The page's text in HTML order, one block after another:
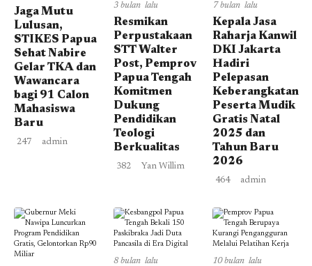
Jaga Mutu
Lulusan,
STIKES Papua
Sehat Nabire
Gelar TKA dan
Wawancara
bagi 91 Calon
Mahasiswa
Baru
247 admin
3 bulan lalu
Resmikan
Perpustakaan
STT Walter
Post, Pemprov
Papua Tengah
Komitmen
Dukung
Pendidikan
Teologi
Berkualitas
382 Yan Willim
7 bulan lalu
Kepala Jasa
Raharja Kanwil
DKI Jakarta
Hadiri
Pelepasan
Keberangkatan
Peserta Mudik
Gratis Natal
2025 dan
Tahun Baru
2026
464 admin
8 bulan lalu 10 bulan lalu